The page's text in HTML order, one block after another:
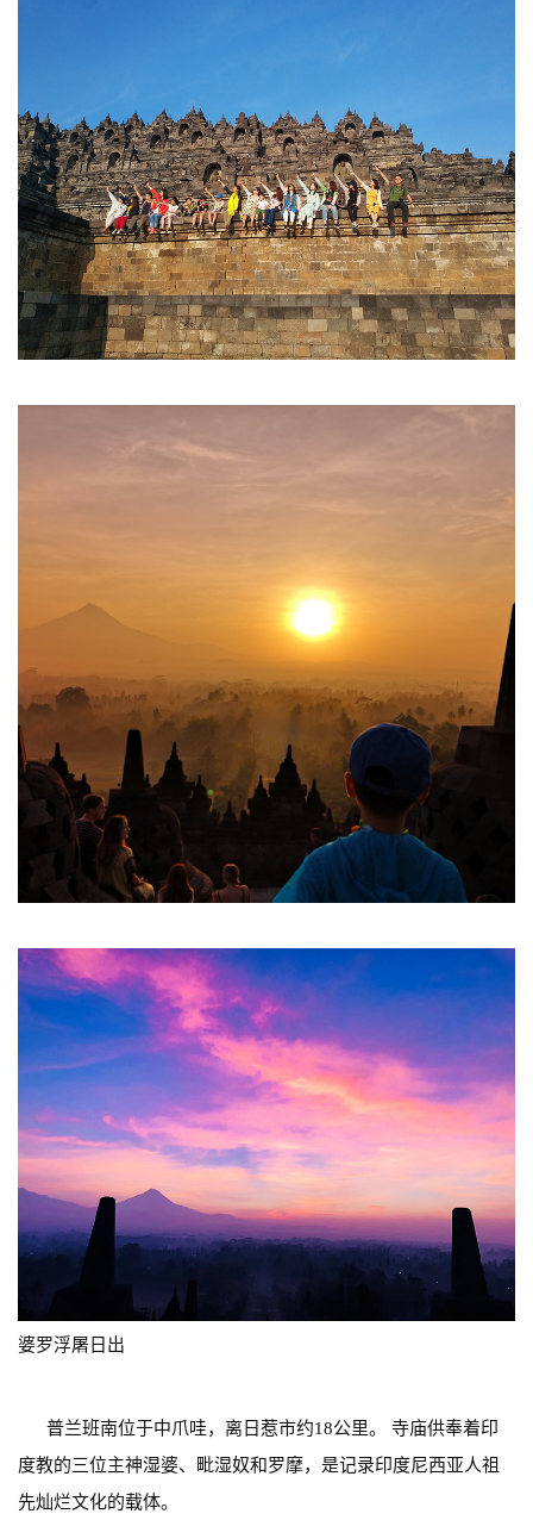
婆罗浮屠日出
普兰班南位于中爪哇，离日惹市约18公里。 寺庙供奉着印
度教的三位主神湿婆、毗湿奴和罗摩，是记录印度尼西亚人祖
先灿烂文化的载体。